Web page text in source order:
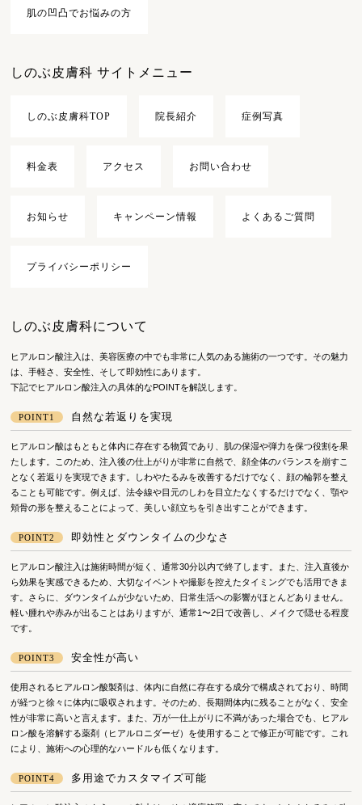
肌の凹凸でお悩みの方
しのぶ皮膚科 サイトメニュー
しのぶ皮膚科TOP 院長紹介 症例写真
料金表 アクセス お問い合わせ
お知らせ キャンペーン情報 よくあるご質問
プライバシーポリシー
しのぶ皮膚科について
ヒアルロン酸注入は、美容医療の中でも非常に人気のある施術の一つです。その魅力
は、手軽さ、安全性、そして即効性にあります。
下記でヒアルロン酸注入の具体的なPOINTを解説します。
POINT1 自然な若返りを実現
ヒアルロン酸はもともと体内に存在する物質であり、肌の保湿や弾力を保つ役割を果
たします。このため、注入後の仕上がりが非常に自然で、顔全体のバランスを崩すこ
となく若返りを実現できます。しわやたるみを改善するだけでなく、顔の輪郭を整え
ることも可能です。例えば、法令線や目元のしわを目立たなくするだけでなく、顎や
頬骨の形を整えることによって、美しい顔立ちを引き出すことができます。
POINT2 即効性とダウンタイムの少なさ
ヒアルロン酸注入は施術時間が短く、通常30分以内で終了します。また、注入直後か
ら効果を実感できるため、大切なイベントや撮影を控えたタイミングでも活用できま
す。さらに、ダウンタイムが少ないため、日常生活への影響がほとんどありません。
軽い腫れや赤みが出ることはありますが、通常1〜2日で改善し、メイクで隠せる程度
です。
POINT3 安全性が高い
使用されるヒアルロン酸製剤は、体内に自然に存在する成分で構成されており、時間
が経つと徐々に体内に吸収されます。そのため、長期間体内に残ることがなく、安全
性が非常に高いと言えます。また、万が一仕上がりに不満があった場合でも、ヒアル
ロン酸を溶解する薬剤（ヒアルロニダーゼ）を使用することで修正が可能です。これ
により、施術への心理的なハードルも低くなります。
POINT4 多用途でカスタマイズ可能